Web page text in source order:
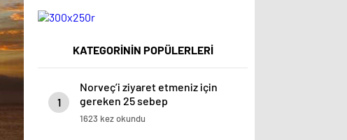
KATEGORİNİN POPÜLERLERİ
1
Norveç’i ziyaret etmeniz için
gereken 25 sebep
1623 kez okundu